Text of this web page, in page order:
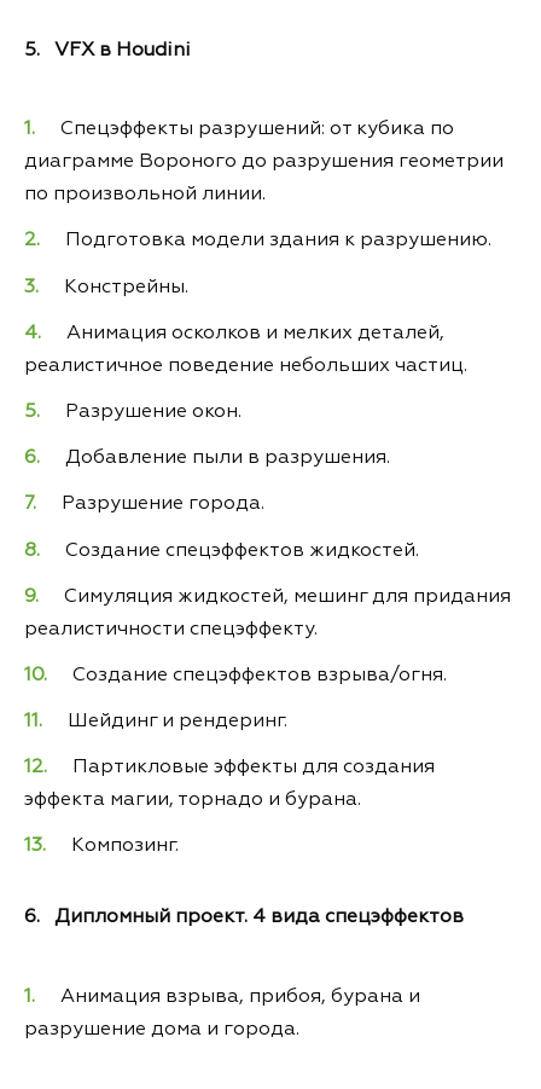
5. VFX в Houdini
Спецэффекты разрушений: от кубика по
диаграмме Вороного до разрушения геометрии
по произвольной линии.
Подготовка модели здания к разрушению.
Констрейны.
Анимация осколков и мелких деталей,
реалистичное поведение небольших частиц.
Разрушение окон.
Добавление пыли в разрушения.
Разрушение города.
Создание спецэффектов жидкостей.
Симуляция жидкостей, мешинг для придания
реалистичности спецэффекту.
Создание спецэффектов взрыва/огня.
Шейдинг и рендеринг.
Партикловые эффекты для создания
эффекта магии, торнадо и бурана.
Композинг.
6. Дипломный проект. 4 вида спецэффектов
Анимация взрыва, прибоя, бурана и
разрушение дома и города.